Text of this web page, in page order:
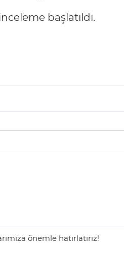
başlatıldı.
önemle hatırlatırız!